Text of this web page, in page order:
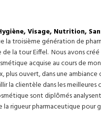
Visage, Nutrition,
la troisième génération de
la tour Eiffel. Nous avons créé
acquise au cours de
ouvert, dans une ambiance
la clientèle dans les
sont diplômés
rigueur pharmaceutique